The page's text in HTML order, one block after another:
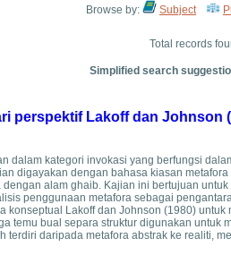
Browse by: Subject
Total records
Simplified search
perspektif Lakoff dan Johnson
dalam kategori invokasi yang berfungsi
digayakan dengan bahasa kiasan
alam ghaib. Kajian ini bertujuan
penggunaan metafora sebagai
konseptual Lakoff dan Johnson (1980)
temu bual separa struktur digunakan untuk
daripada metafora abstrak ke realiti,